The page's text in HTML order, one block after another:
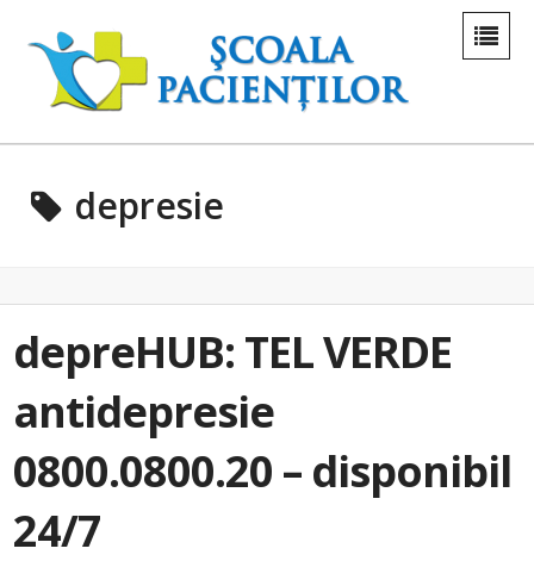
depresie
depreHUB: TEL VERDE
antidepresie
0800.0800.20 – disponibil
24/7